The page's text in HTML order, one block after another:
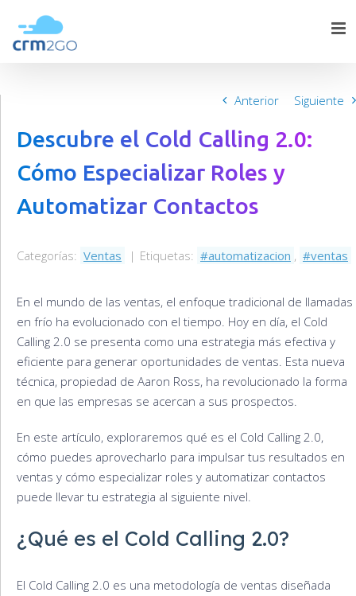
content
Anterior Siguiente
Descubre el Cold Calling 2.0:
Cómo Especializar Roles y
Automatizar Contactos
Categorías: Ventas | Etiquetas: automatizacion , ventas
En el mundo de las ventas, el enfoque tradicional de llamadas
en frío ha evolucionado con el tiempo. Hoy en día, el Cold
Calling 2.0 se presenta como una estrategia más efectiva y
eficiente para generar oportunidades de ventas. Esta nueva
técnica, propiedad de Aaron Ross, ha revolucionado la forma
en que las empresas se acercan a sus prospectos.
En este artículo, exploraremos qué es el Cold Calling 2.0,
cómo puedes aprovecharlo para impulsar tus resultados en
ventas y cómo especializar roles y automatizar contactos
puede llevar tu estrategia al siguiente nivel.
¿Qué es el Cold Calling 2.0?
El Cold Calling 2.0 es una metodología de ventas diseñada